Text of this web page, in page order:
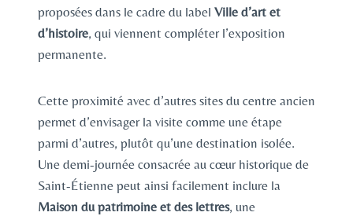
proposées dans le cadre du label Ville d’art et
d’histoire, qui viennent compléter l’exposition
permanente.
Cette proximité avec d’autres sites du centre ancien
permet d’envisager la visite comme une étape
parmi d’autres, plutôt qu’une destination isolée.
Une demi-journée consacrée au cœur historique de
Saint-Étienne peut ainsi facilement inclure la
Maison du patrimoine et des lettres, une